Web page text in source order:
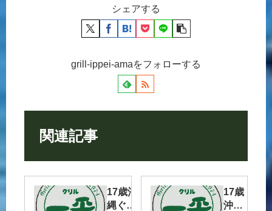
シェアする
grill-ippei-amaをフォローする
関連記事
17歳沖
縄ぐる
17歳
沖縄